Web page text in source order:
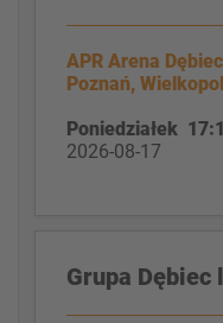
APR Arena
Poznań,
Poniedziałek
2026-08-17
Grupa